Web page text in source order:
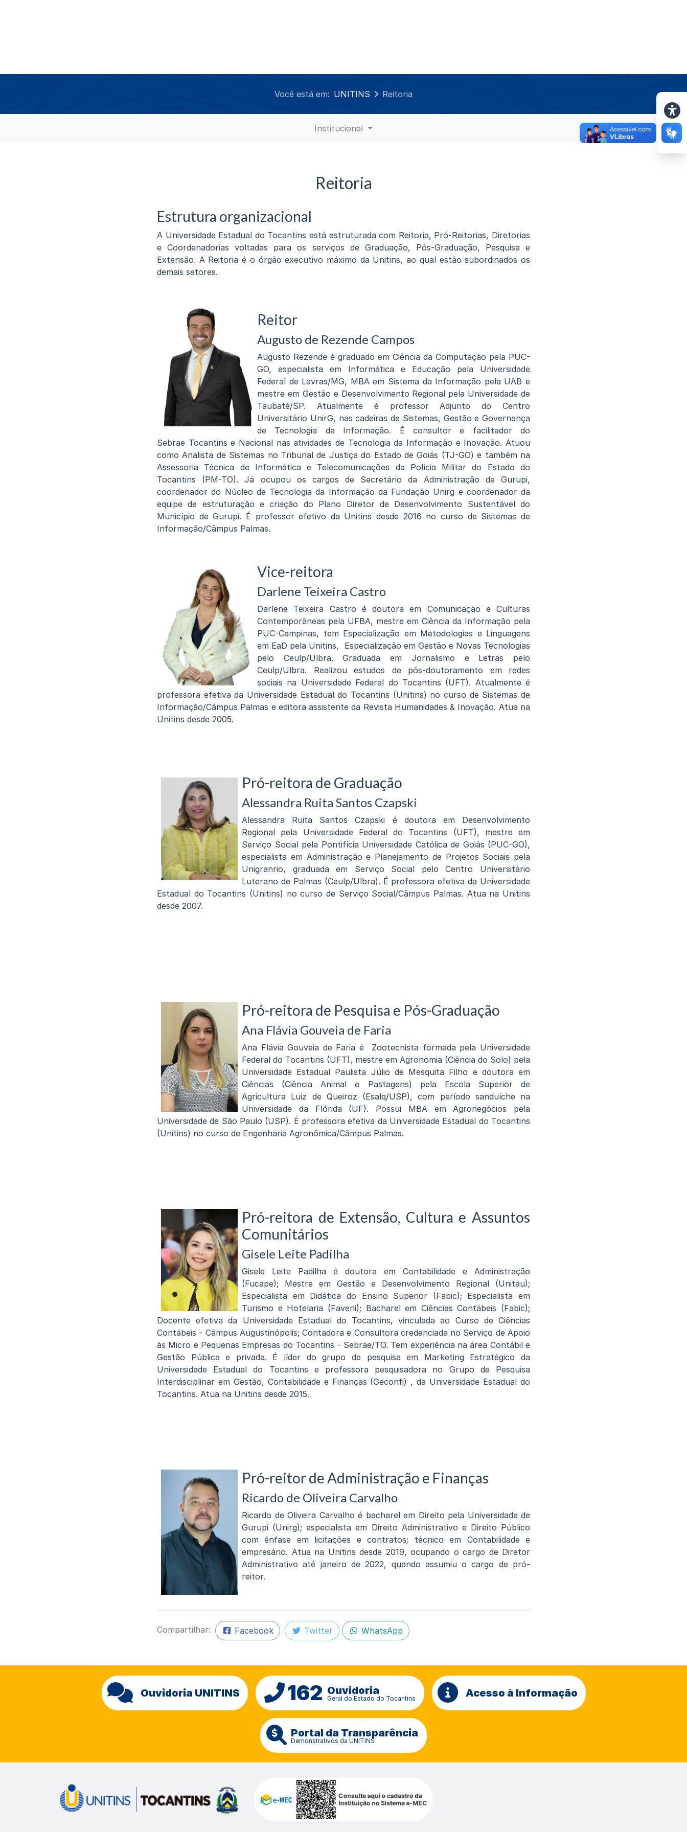
Você está em: UNITINS Reitoria
Institucional
Reitoria
Estrutura organizacional
A Universidade Estadual do Tocantins está estruturada com Reitoria, Pró-Reitorias, Diretorias
e Coordenadorias voltadas para os serviços de Graduação, Pós-Graduação, Pesquisa e
Extensão. A Reitoria é o órgão executivo máximo da Unitins, ao qual estão subordinados os
demais setores.
Reitor
Augusto de Rezende Campos
Augusto Rezende é graduado em Ciência da Computação pela PUC-
GO, especialista em Informática e Educação pela Universidade
Federal de Lavras/MG, MBA em Sistema da Informação pela UAB e
mestre em Gestão e Desenvolvimento Regional pela Universidade de
Taubaté/SP. Atualmente é professor Adjunto do Centro
Universitário UnirG, nas cadeiras de Sistemas, Gestão e Governança
de Tecnologia da Informação. É consultor e facilitador do
Sebrae Tocantins e Nacional nas atividades de Tecnologia da Informação e Inovação. Atuou
como Analista de Sistemas no Tribunal de Justiça do Estado de Goiás (TJ-GO) e também na
Assessoria Técnica de Informática e Telecomunicações da Polícia Militar do Estado do
Tocantins (PM-TO). Já ocupou os cargos de Secretário da Administração de Gurupi,
coordenador do Núcleo de Tecnologia da Informação da Fundação Unirg e coordenador da
equipe de estruturação e criação do Plano Diretor de Desenvolvimento Sustentável do
Município de Gurupi. É professor efetivo da Unitins desde 2016 no curso de Sistemas de
Informação/Câmpus Palmas.
Vice-reitora
Darlene Teixeira Castro
Darlene Teixeira Castro é doutora em Comunicação e Culturas
Contemporâneas pela UFBA, mestre em Ciência da Informação pela
PUC-Campinas, tem Especialização em Metodologias e Linguagens
em EaD pela Unitins, Especialização em Gestão e Novas Tecnologias
pelo Ceulp/Ulbra. Graduada em Jornalismo e Letras pelo
Ceulp/Ulbra. Realizou estudos de pós-doutoramento em redes
sociais na Universidade Federal do Tocantins (UFT). Atualmente é
professora efetiva da Universidade Estadual do Tocantins (Unitins) no curso de Sistemas de
Informação/Câmpus Palmas e editora assistente da Revista Humanidades & Inovação. Atua na
Unitins desde 2005.
Pró-reitora de Graduação
Alessandra Ruita Santos Czapski
Alessandra Ruita Santos Czapski é doutora em Desenvolvimento
Regional pela Universidade Federal do Tocantins (UFT), mestre em
Serviço Social pela Pontifícia Universidade Católica de Goiás (PUC-GO),
especialista em Administração e Planejamento de Projetos Sociais pela
Unigranrio, graduada em Serviço Social pelo Centro Universitário
Luterano de Palmas (Ceulp/Ulbra). É professora efetiva da Universidade
Estadual do Tocantins (Unitins) no curso de Serviço Social/Câmpus Palmas. Atua na Unitins
desde 2007.
Pró-reitora de Pesquisa e Pós-Graduação
Ana Flávia Gouveia de Faria
Ana Flávia Gouveia de Faria é Zootecnista formada pela Universidade
Federal do Tocantins (UFT), mestre em Agronomia (Ciência do Solo) pela
Universidade Estadual Paulista Júlio de Mesquita Filho e doutora em
Ciências (Ciência Animal e Pastagens) pela Escola Superior de
Agricultura Luiz de Queiroz (Esalq/USP), com período sanduíche na
Universidade da Flórida (UF). Possui MBA em Agronegócios pela
Universidade de São Paulo (USP). É professora efetiva da Universidade Estadual do Tocantins
(Unitins) no curso de Engenharia Agronômica/Câmpus Palmas.
Pró-reitora de Extensão, Cultura e Assuntos
Comunitários
Gisele Leite Padilha
Gisele Leite Padilha é doutora em Contabilidade e Administração
(Fucape); Mestre em Gestão e Desenvolvimento Regional (Unitau);
Especialista em Didática do Ensino Superior (Fabic); Especialista em
Turismo e Hotelaria (Faveni); Bacharel em Ciências Contábeis (Fabic);
Docente efetiva da Universidade Estadual do Tocantins, vinculada ao Curso de Ciências
Contábeis - Câmpus Augustinópolis; Contadora e Consultora credenciada no Serviço de Apoio
às Micro e Pequenas Empresas do Tocantins - Sebrae/TO. Tem experiência na área Contábil e
Gestão Pública e privada. É líder do grupo de pesquisa em Marketing Estratégico da
Universidade Estadual do Tocantins e professora pesquisadora no Grupo de Pesquisa
Interdisciplinar em Gestão, Contabilidade e Finanças (Geconfi) , da Universidade Estadual do
Tocantins. Atua na Unitins desde 2015.
Pró-reitor de Administração e Finanças
Ricardo de Oliveira Carvalho
Ricardo de Oliveira Carvalho é bacharel em Direito pela Universidade de
Gurupi (Unirg); especialista em Direito Administrativo e Direito Público
com ênfase em licitações e contratos; técnico em Contabilidade e
empresário. Atua na Unitins desde 2019, ocupando o cargo de Diretor
Administrativo até janeiro de 2022, quando assumiu o cargo de pró-
reitor.
Compartilhar: Facebook Twitter WhatsApp
Ouvidoria UNITINS 162 Ouvidoria
Geral do Estado do Tocantins Acesso à Informação
Portal da Transparência
Demonstrativos da UNITINS